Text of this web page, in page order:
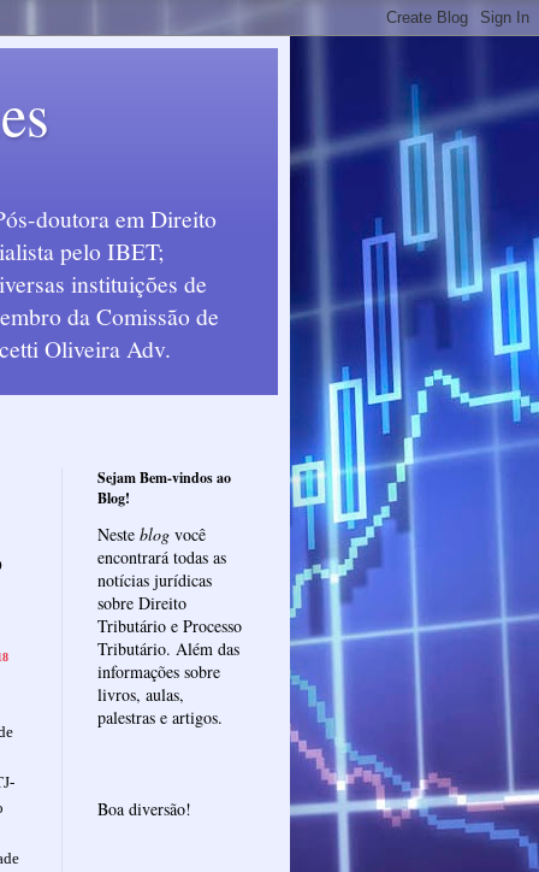
doutora em Direito
pelo IBET;
instituições de
da Comissão de
Oliveira Adv.
Sejam Bem-vindos ao
Blog!
Neste blog você
encontrará todas as
notícias jurídicas
sobre Direito
Tributário e Processo
Tributário. Além das
informações sobre
livros, aulas,
palestras e artigos.
Boa diversão!